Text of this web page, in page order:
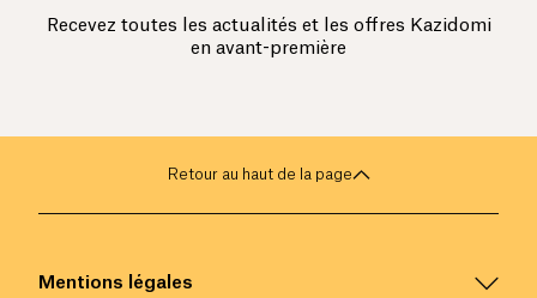
Recevez toutes les actualités et les offres Kazidomi
en avant-première
Retour au haut de la page
Mentions légales